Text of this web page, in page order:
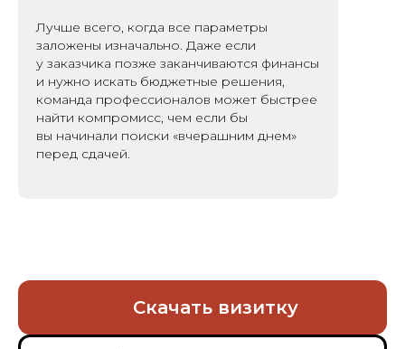
Лучше всего, когда все параметры
заложены изначально. Даже если
у заказчика позже заканчиваются финансы
и нужно искать бюджетные решения,
команда профессионалов может быстрее
найти компромисс, чем если бы
вы начинали поиски «вчерашним днем»
перед сдачей.
Cкачать визитку